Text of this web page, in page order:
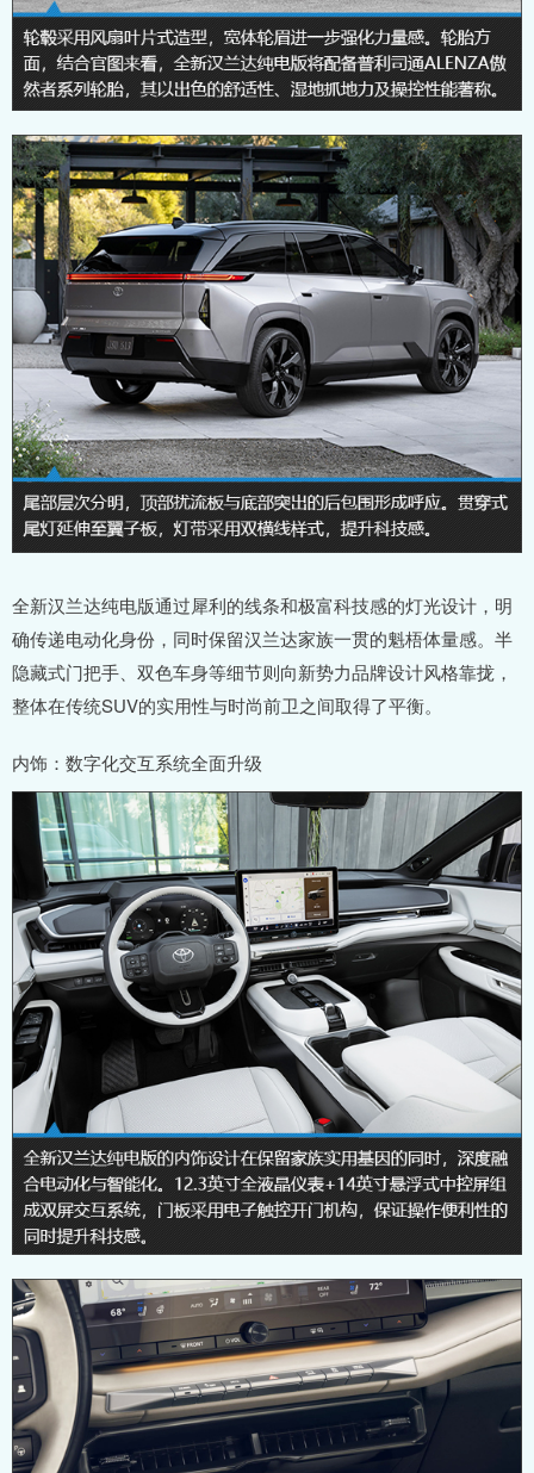
全新汉兰达纯电版通过犀利的线条和极富科技感的灯光设计，明
确传递电动化身份，同时保留汉兰达家族一贯的魁梧体量感。半
隐藏式门把手、双色车身等细节则向新势力品牌设计风格靠拢，
整体在传统SUV的实用性与时尚前卫之间取得了平衡。
内饰：数字化交互系统全面升级